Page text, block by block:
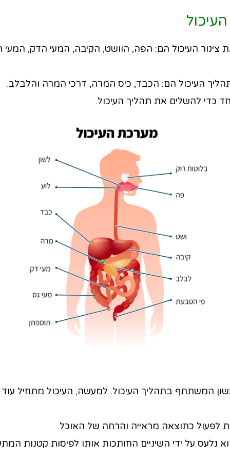
צינור העיכול הם: הפה, הוושט, הקיבה, המעי הדק, המעי
העיכול הם: הכבד, כיס המרה, דרכי המרה והלבלב.
כדי להשלים את תהליך העיכול.
המשתתף בתהליך העיכול. למעשה, העיכול מתחיל
לפעול כתוצאה מראייה והרחה של האוכל.
נלעס על ידי השיניים החותכות אותו לפיסות קטנות